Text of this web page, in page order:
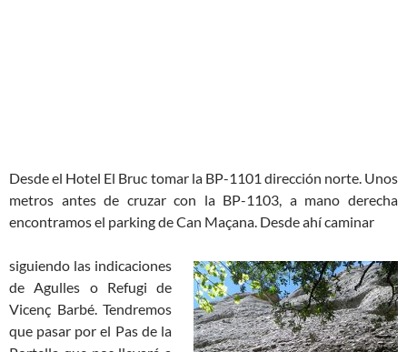
Desde el Hotel El Bruc tomar la BP-1101 dirección norte. Unos
metros antes de cruzar con la BP-1103, a mano derecha
encontramos el parking de Can Maçana. Desde ahí caminar
siguiendo las indicaciones
de Agulles o Refugi de
Vicenç Barbé. Tendremos
que pasar por el Pas de la